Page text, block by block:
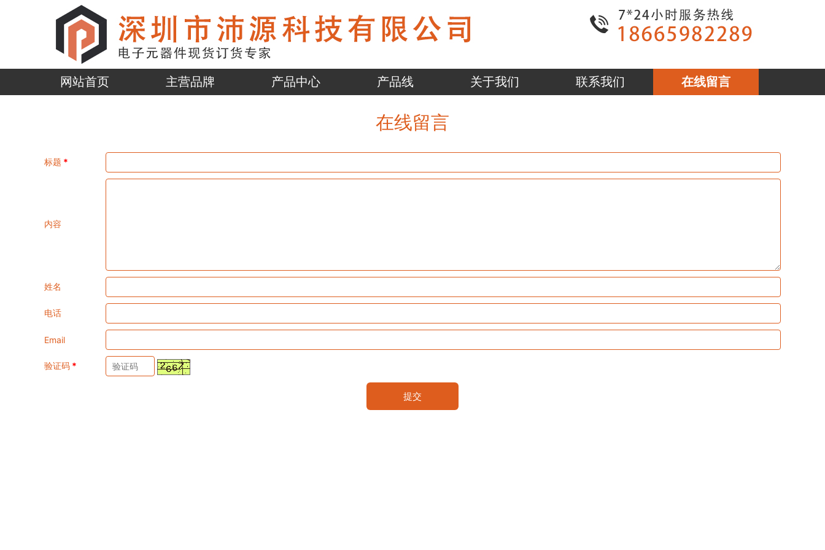
网站首页 主营品牌 产品中心 产品线 关于我们 联系我们 在线留言
在线留言
标题 *
内容
姓名
电话
Email
验证码 *